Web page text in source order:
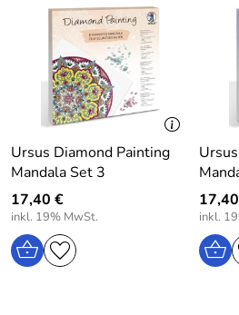
Maße des fertigen Motivs: 21x21
Warnung: Nicht geeignet für
wegen verschluckbarer Kleinteile.
Hersteller: arsEdition GmbH,
München, Germany, https://
Ursus Diamond Painting
Mandala Set 3
17,40 €
inkl. 19% MwSt. inkl.